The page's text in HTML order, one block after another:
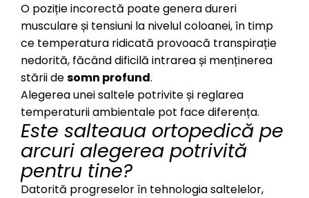
O poziție incorectă poate genera dureri
musculare și tensiuni la nivelul coloanei, în timp
ce temperatura ridicată provoacă transpirație
nedorită, făcând dificilă intrarea și menținerea
stării desomn profund.
Alegerea unei saltele potrivite și reglarea
temperaturii ambientale pot face diferența.
Este salteaua ortopedică pe
arcuri alegerea potrivită
pentru tine?
Datorită progreselor în tehnologia saltelelor,